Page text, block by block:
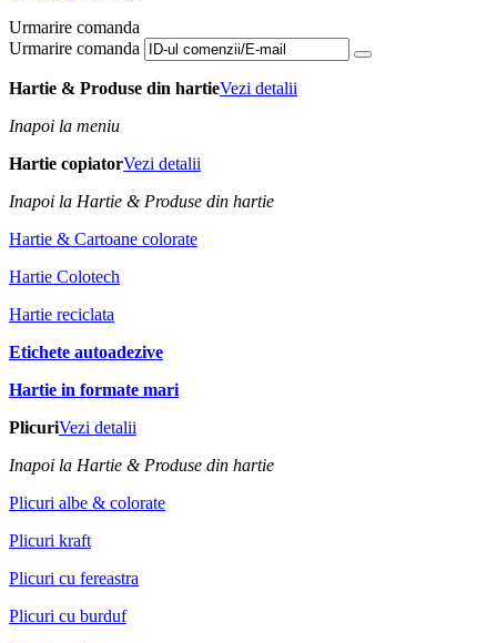
Urmarire comanda
Urmarire comanda
Hartie & Produse din hartieVezi detalii
Inapoi la meniu
Hartie copiatorVezi detalii
Inapoi la Hartie & Produse din hartie
Hartie & Cartoane colorate
Hartie Colotech
Hartie reciclata
Etichete autoadezive
Hartie in formate mari
PlicuriVezi detalii
Inapoi la Hartie & Produse din hartie
Plicuri albe & colorate
Plicuri kraft
Plicuri cu fereastra
Plicuri cu burduf